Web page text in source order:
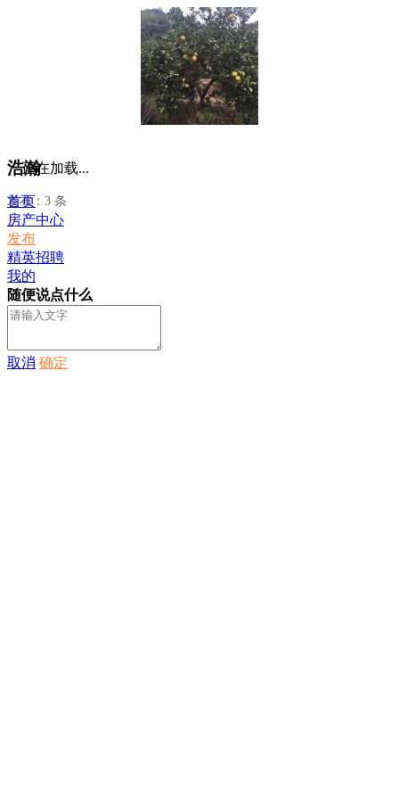
浩瀚
发布：3 条
正在加载...
首页
房产中心
发布
精英招聘
我的
随便说点什么
取消 确定